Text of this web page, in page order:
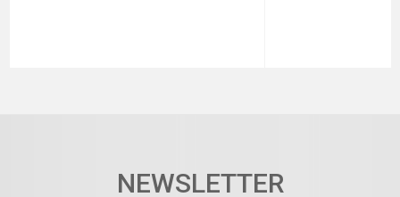
NEWSLETTER